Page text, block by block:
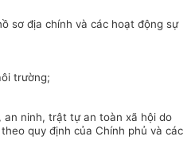
sơ địa chính và các hoạt động sự
trường;
an ninh, trật tự an toàn xã hội do
quy định của Chính phủ và các